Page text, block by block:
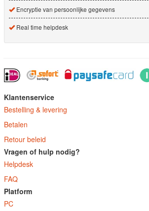
Encryptie van persoonlijke gegevens
Real time helpdesk
Klantenservice
Bestelling & levering
Betalen
Retour beleid
Vragen of hulp nodig?
Helpdesk
FAQ
Platform
PC